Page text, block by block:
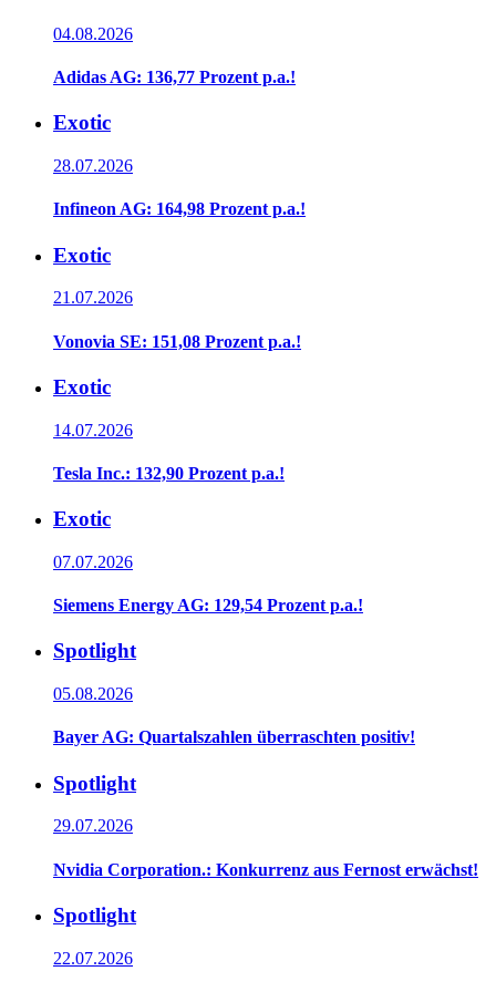
04.08.2026
Adidas AG: 136,77 Prozent p.a.!
Exotic
28.07.2026
Infineon AG: 164,98 Prozent p.a.!
Exotic
21.07.2026
Vonovia SE: 151,08 Prozent p.a.!
Exotic
14.07.2026
Tesla Inc.: 132,90 Prozent p.a.!
Exotic
07.07.2026
Siemens Energy AG: 129,54 Prozent p.a.!
Spotlight
05.08.2026
Bayer AG: Quartalszahlen überraschten positiv!
Spotlight
29.07.2026
Nvidia Corporation.: Konkurrenz aus Fernost erwächst!
Spotlight
22.07.2026